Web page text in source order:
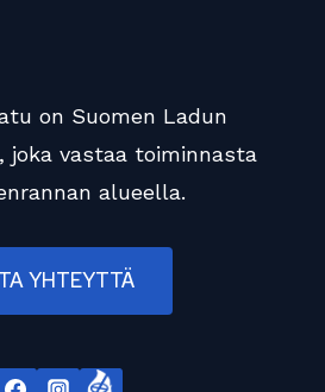
on Suomen Ladun
joka vastaa toiminnasta
alueella.
YHTEYTTÄ